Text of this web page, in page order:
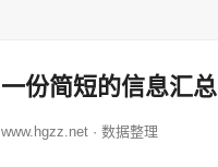
一份简短的信息汇总
www.hgzz.net · 数据整理